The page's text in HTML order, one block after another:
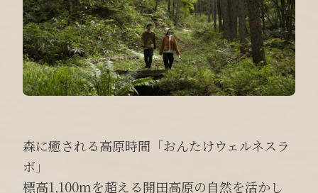
森に癒される高原時間「おんたけウェルネスラ
ボ」
標高1,100mを超える開田高原の自然を活かし